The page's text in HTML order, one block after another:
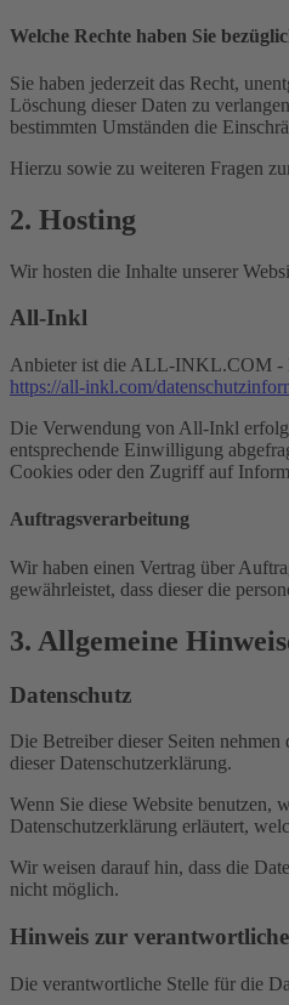
Welche Rechte haben Sie
Sie haben jederzeit das Recht,
Löschung dieser Daten zu
bestimmten Umständen die
Hierzu sowie zu weiteren Fragen
2. Hosting
Wir hosten die Inhalte unserer
All-Inkl
Anbieter ist die ALL-INKL.COM -
https://all-inkl.com/
Die Verwendung von All-Inkl
entsprechende Einwilligung
Cookies oder den Zugriff auf
Auftragsverarbeitung
Wir haben einen Vertrag über
gewährleistet, dass dieser die
3. Allgemeine
Datenschutz
Die Betreiber dieser Seiten
dieser Datenschutzerklärung.
Wenn Sie diese Website benutzen,
Datenschutzerklärung erläutert,
Wir weisen darauf hin, dass die
nicht möglich.
Hinweis zur
Die verantwortliche Stelle für die